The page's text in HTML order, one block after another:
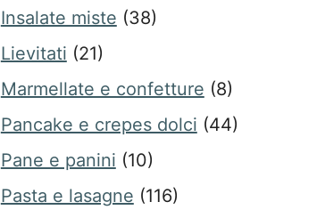
Insalate miste (38)
Lievitati (21)
Marmellate e confetture (8)
Pancake e crepes dolci (44)
Pane e panini (10)
Pasta e lasagne (116)